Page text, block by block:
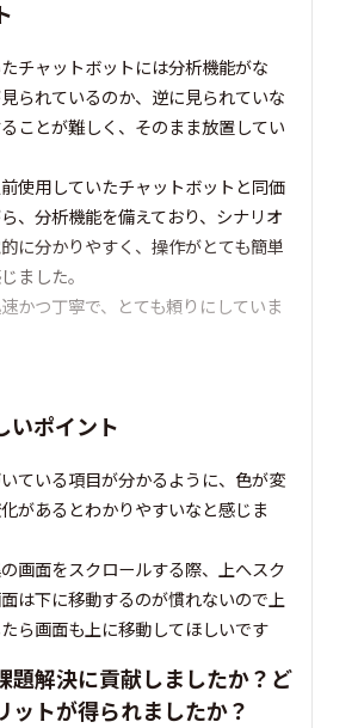
チャットボットには分析機能がな
られているのか、逆に見られていな
ことが難しく、そのまま放置してい
使用していたチャットボットと同価
、分析機能を備えており、シナリオ
に分かりやすく、操作がとても簡単
ました。
かつ丁寧で、とても頼りにしていま
いポイント
ている項目が分かるように、色が変
があるとわかりやすいなと感じま
画面をスクロールする際、上へスク
は下に移動するのが慣れないので上
ら画面も上に移動してほしいです
題解決に貢献しましたか？ど
ットが得られましたか？